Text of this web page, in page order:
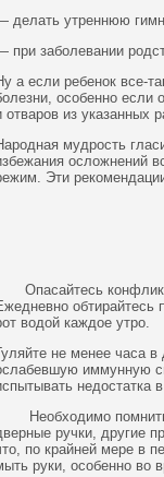
делать утреннюю
при заболевании
а если ребенок все-
особенно если
отваров из указанных
мудрость
осложнений
Эти
Опасайтесь
обтирайтесь
водой каждое утро.
не менее часа
иммунную
недостатка
Необходимо помнить,
ручки, другие
по крайней мере в
руки, особенно во